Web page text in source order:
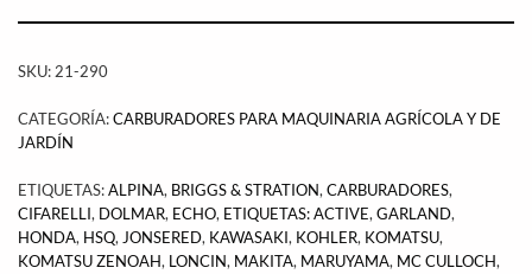
SKU: 21-290
CATEGORÍA:CARBURADORES PARA MAQUINARIA AGRÍCOLA Y DE
JARDÍN
ETIQUETAS:ALPINA, BRIGGS & STRATION, CARBURADORES,
CIFARELLI, DOLMAR, ECHO, ETIQUETAS: ACTIVE, GARLAND,
HONDA, HSQ, JONSERED, KAWASAKI, KOHLER, KOMATSU,
KOMATSU ZENOAH, LONCIN, MAKITA, MARUYAMA, MC CULLOCH,